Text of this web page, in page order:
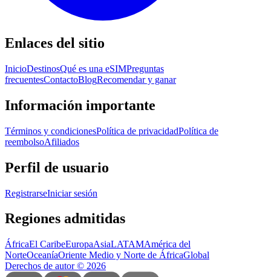
Enlaces del sitio
InicioDestinosQué es una eSIMPreguntas
frecuentesContactoBlogRecomendar y ganar
Información importante
Términos y condicionesPolítica de privacidadPolítica de
reembolsoAfiliados
Perfil de usuario
RegistrarseIniciar sesión
Regiones admitidas
ÁfricaEl CaribeEuropaAsiaLATAMAmérica del
NorteOceaníaOriente Medio y Norte de ÁfricaGlobal
Derechos de autor© 2026